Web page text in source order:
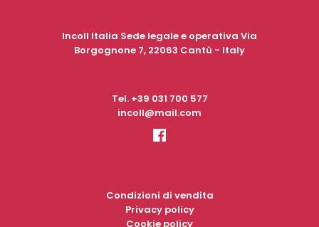
Incoll Italia Sede legale e operativa Via
Borgognone 7, 22063 Cantù - Italy
Tel. +39 031 700 577
incoll@mail.com
Condizioni di vendita
Privacy policy
Cookie policy